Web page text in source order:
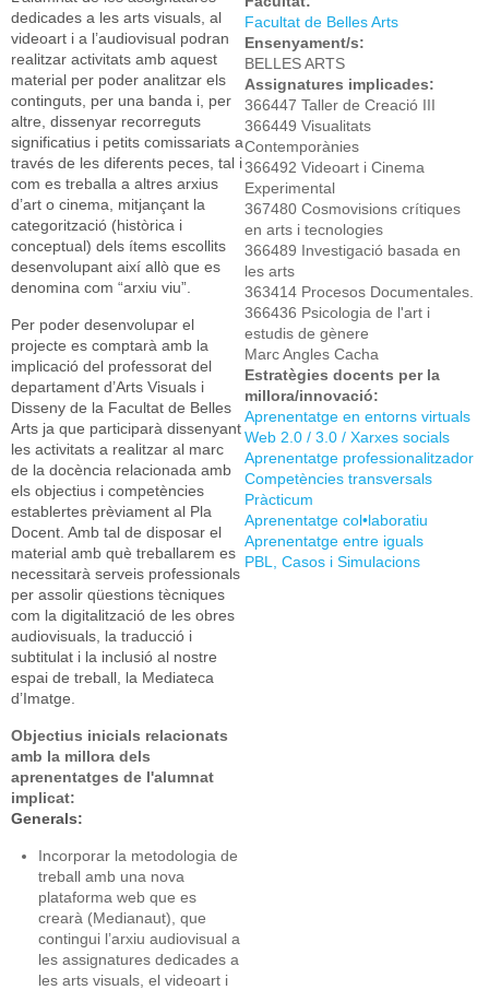
dedicades a les arts visuals, al
videoart i a l’audiovisual podran
realitzar activitats amb aquest
material per poder analitzar els
continguts, per una banda i, per
altre, dissenyar recorreguts
significatius i petits comissariats a
través de les diferents peces, tal i
com es treballa a altres arxius
d’art o cinema, mitjançant la
categorització (històrica i
conceptual) dels ítems escollits
desenvolupant així allò que es
denomina com “arxiu viu”.
Per poder desenvolupar el
projecte es comptarà amb la
implicació del professorat del
departament d’Arts Visuals i
Disseny de la Facultat de Belles
Arts ja que participarà dissenyant
les activitats a realitzar al marc
de la docència relacionada amb
els objectius i competències
establertes prèviament al Pla
Docent. Amb tal de disposar el
material amb què treballarem es
necessitarà serveis professionals
per assolir qüestions tècniques
com la digitalització de les obres
audiovisuals, la traducció i
subtitulat i la inclusió al nostre
espai de treball, la Mediateca
d’Imatge.
Objectius inicials relacionats
amb la millora dels
aprenentatges de l'alumnat
implicat:
Generals:
Incorporar la metodologia de
treball amb una nova
plataforma web que es
crearà (Medianaut), que
contingui l’arxiu audiovisual a
les assignatures dedicades a
les arts visuals, el videoart i
Facultat de Belles Arts
Ensenyament/s:
BELLES ARTS
Assignatures implicades:
366447 Taller de Creació III
366449 Visualitats
Contemporànies
366492 Videoart i Cinema
Experimental
367480 Cosmovisions crítiques
en arts i tecnologies
366489 Investigació basada en
les arts
363414 Procesos Documentales.
366436 Psicologia de l'art i
estudis de gènere
Marc Angles Cacha
Estratègies docents per la
millora/innovació:
Aprenentatge en entorns virtuals
Web 2.0 / 3.0 / Xarxes socials
Aprenentatge professionalitzador
Competències transversals
Pràcticum
Aprenentatge col•laboratiu
Aprenentatge entre iguals
PBL, Casos i Simulacions